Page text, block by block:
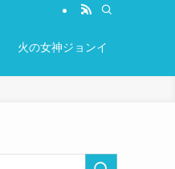
火の女神ジョンイ